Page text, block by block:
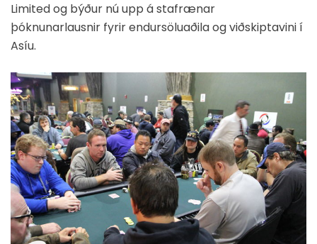
Limited og býður nú upp á stafrænar
þóknunarlausnir fyrir endursöluaðila og viðskiptavini í
Asíu.